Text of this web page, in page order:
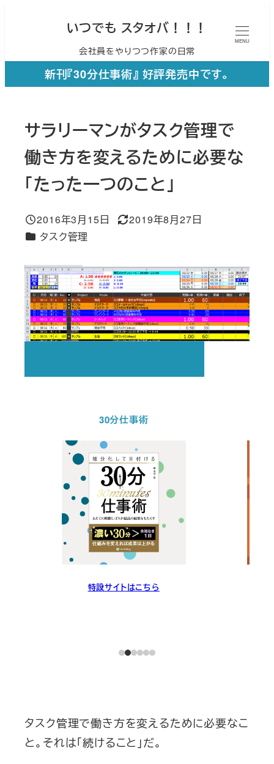
ン
いつでも スタオバ！！！
会社員をやりつつ作家の日常
MENU
新刊『30分仕事術』 好評発売中です。
サラリーマンがタスク管理で
働き方を変えるために必要な
「たった一つのこと」
投稿日
2016年3月15日
更新日
2019年8月27日
カテゴリー
タスク管理
30分仕事術
特設サイトはこちら
タスク管理で働き方を変えるために必要なこ
と。それは「続けること」だ。